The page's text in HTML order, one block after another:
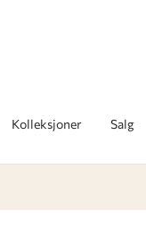
Kolleksjoner Salg